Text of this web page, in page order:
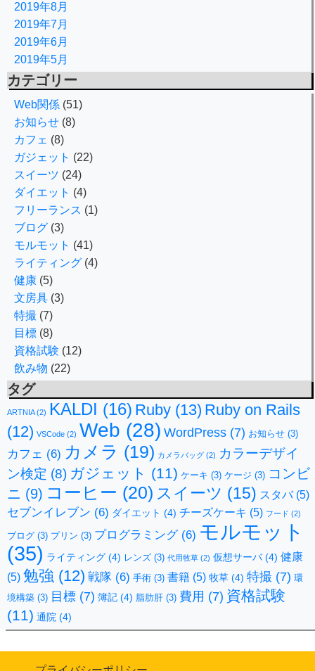
2019年8月
2019年7月
2019年6月
2019年5月
カテゴリー
Web関係 (51)
お知らせ (8)
カフェ (8)
ガジェット (22)
スイーツ (24)
ダイエット (4)
フリーランス (1)
ブログ (3)
モルモット (41)
ライティング (4)
健康 (5)
文房具 (3)
特撮 (7)
目標 (8)
資格試験 (12)
飲み物 (22)
タグ
ARTNIA(2) KALDI (16) Ruby (13) Ruby on Rails
(12) VSCode (2) Web (28) WordPress (7) お知らせ (3)
カフェ (6) カメラ (19) カメラバッグ (2) カラーデザイ
ン検定 (8) ガジェット (11) ケーキ (3) ケージ (3) コンビ
ニ (9) コーヒー (20) スイーツ (15) スタバ(5)
セブンイレブン (6) ダイエット (4) チーズケーキ (5) フード (2)
ブログ (3) プリン (3) プログラミング(6) モルモット
(35) ライティング (4) レンズ (3) 代用牧草 (2) 仮想サーバ(4) 健康
(5) 勉強 (12) 戦隊 (6) 手術 (3) 書籍 (5) 牧草 (4) 特撮 (7) 環
境構築 (3) 目標 (7) 簿記 (4) 脂肪肝 (3) 費用 (7) 資格試験
(11) 通院 (4)